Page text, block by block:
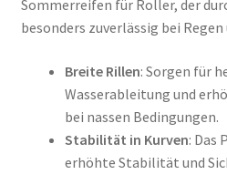
Sommerreifen für Roller, der
besonders zuverlässig bei
Breite Rillen: Sorgen für
Wasserableitung und
bei nassen Bedingungen.
Stabilität in Kurven: Das
erhöhte Stabilität und